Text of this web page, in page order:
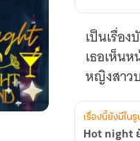
เป็นเรื่อ
เธอเห็น
หญิงสาว
เรื่องนี้ยังมีใน
Hot night